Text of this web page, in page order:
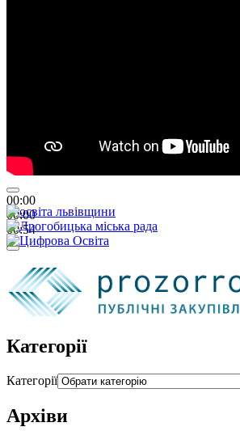
00:00
00:00
00:54
Категорії
Категорії
Архіви